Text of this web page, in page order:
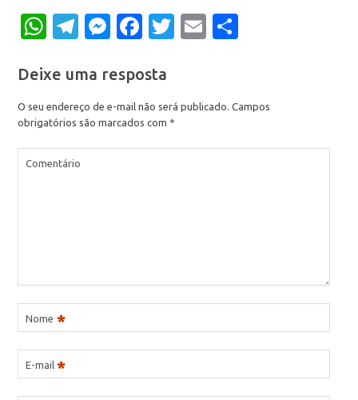
WhatsApp
Telegram
Messenger
Facebook
Twitter
Email
Deixe uma resposta
O seu endereço de e-mail não será publicado. Campos
obrigatórios são marcados com *
Comentário
Nome *
E-mail *